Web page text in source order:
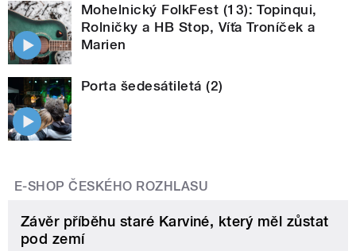
Mohelnický FolkFest (13): Topinqui,
Rolničky a HB Stop, Víťa Troníček a
Marien
Porta šedesátiletá (2)
E-SHOP ČESKÉHO ROZHLASU
Závěr příběhu staré Karviné, který měl zůstat
pod zemí